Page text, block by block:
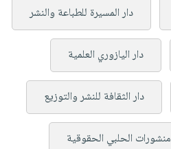
دار المسيرة للطباعة والنشر
دار اليازوري العلمية
دار الثقافة للنشر والتوزيع
منشورات الحلبي الحقوقية